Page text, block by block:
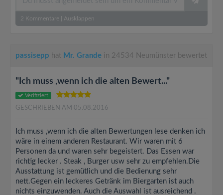
2 Kommentare Ausklappen
passisepp hat Mr. Grande in 24534 Neumünster bewertet
"Ich muss ,wenn ich die alten Bewert..."
Verifiziert
GESCHRIEBEN AM 05.08.2016
Ich muss ,wenn ich die alten Bewertungen lese denken ich
wäre in einem anderen Restaurant. Wir waren mit 6
Personen da und waren sehr begeistert. Das Essen war
richtig lecker . Steak , Burger usw sehr zu empfehlen.Die
Ausstattung ist gemütlich und die Bedienung sehr
nett.Gegen ein leckeres Getränk im Biergarten ist auch
nichts einzuwenden. Auch die Auswahl ist ausreichend .